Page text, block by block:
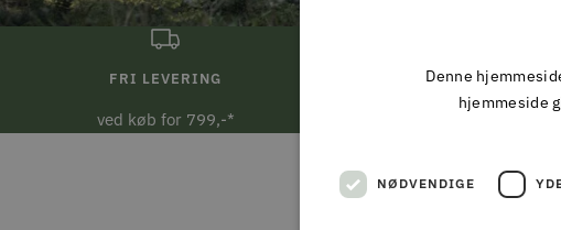
FRI LEVERING
ved køb for 799,-*
DAG TIL
Ved bestilling
Denne
hjemmeside
NØDVENDIGE